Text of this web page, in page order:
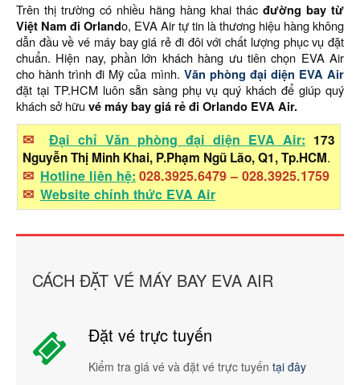
Trên thị trường có nhiều hãng hàng khai thác đường bay từ
Việt Nam đi Orlando, EVA Air tự tin là thương hiệu hàng không
dẫn đầu về vé máy bay giá rẻ đi đôi với chất lượng phục vụ đặt
chuẩn. Hiện nay, phần lớn khách hàng ưu tiên chọn EVA Air
cho hành trình đi Mỹ của mình. Văn phòng đại diện EVA Air
đặt tại TP.HCM luôn sẵn sàng phụ vụ quý khách để giúp quý
khách sở hữu vé máy bay giá rẻ đi Orlando EVA Air.
✉ Đại chỉ Văn phòng đại diện EVA Air: 173
Nguyễn Thị Minh Khai, P.Phạm Ngũ Lão, Q1, Tp.HCM.
✉ Hotline liên hệ: 028.3925.6479 – 028.3925.1759
✉ Website chính thức EVA Air
CÁCH ĐẶT VÉ MÁY BAY EVA AIR
Đặt vé trực tuyến
Kiểm tra giá vé và đặt vé trực tuyến tại đây